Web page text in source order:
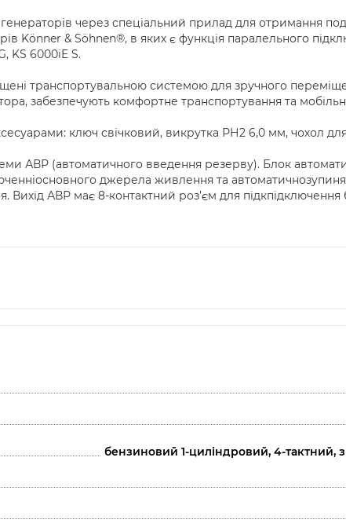
через спеціальний прилад для отримання
Könner & Söhnen®, в яких є функція паралельного
KS 6000iE S.
транспортувальною системою для зручного
забезпечують комфортне транспортування та
ключ свічковий, викрутка РН2 6,0 мм, чохол для
АВР (автоматичного введення резерву). Блок
джерела живлення та
Вихід АВР має 8-контактний роз’єм для
бензиновий 1-циліндровий, 4-тактний,